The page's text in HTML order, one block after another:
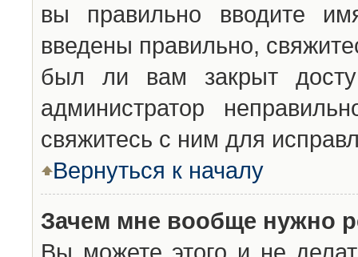
вы правильно вводите
введены правильно,
был ли вам закрыт
администратор
свяжитесь с ним для
Вернуться к началу
Зачем мне вообще нужно